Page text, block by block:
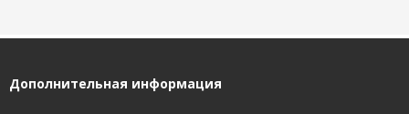
Дополнительная информация